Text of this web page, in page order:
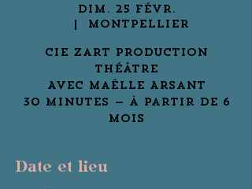
dim. 25 févr.
Montpellier
Cie Zart Production
Théâtre
Avec Maëlle Arsant
30 minutes — à partir de 6
Date et lieu